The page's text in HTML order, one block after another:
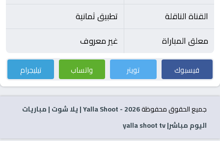
القناة الناقلة
تطبيق ثمانية
معلق المباراة
غير معروف
فيسبوك تويتر واتساب تيليجرام
جميع الحقوق محفوظة2026
- Yalla Shoot | يلا شوت | مباريات
اليوم مباشر| yalla shoot tv